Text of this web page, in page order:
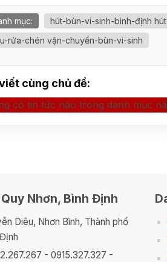
mục:
hút-bùn-vi-sinh-bình-định
rửa-chén vận-chuyển-bùn-vi-sinh
cùng chủ đề:
có tin tức nào trong danh mục
Nhơn, Bình Định
Diêu, Nhơn Bình, Thành phố
- 0915.327.327 -